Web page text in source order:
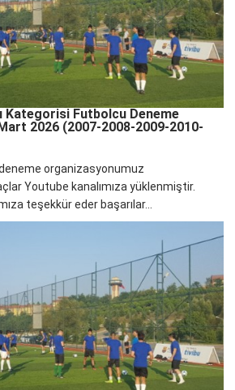
Kategorisi Futbolcu Deneme
2026 (2007-2008-2009-2010-
organizasyonumuz
Youtube kanalımıza yüklenmiştir.
teşekkür eder başarılar...